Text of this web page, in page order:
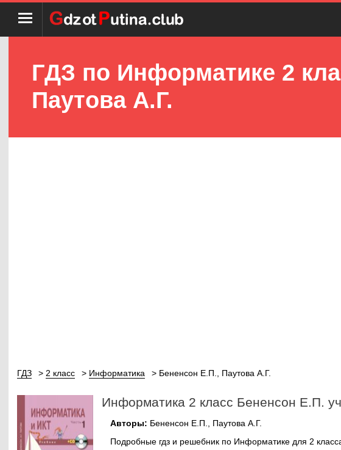
ГДЗ по Информатике 2
Паутова А.Г.
ГДЗ 2 класс Информатика Бененсон Е.П., Паутова А.Г.
Информатика 2 класс Бененсон Е.П.
Авторы: Бененсон Е.П., Паутова А.Г.
Подробные гдз и решебник по Информатике для 2